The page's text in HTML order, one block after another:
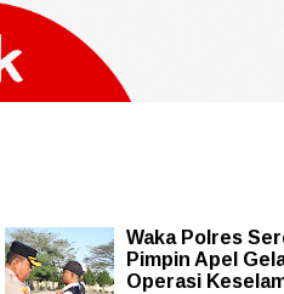
Waka Polres
Pimpin Apel
Operasi